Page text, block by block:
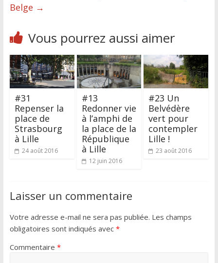
Belge →
Vous pourrez aussi aimer
#31
Repenser la
place de
Strasbourg
à Lille
24 août 2016
#13
Redonner vie
à l’amphi de
la place de la
République
à Lille
12 juin 2016
#23 Un
Belvédère
vert pour
contempler
Lille !
23 août 2016
Laisser un commentaire
Votre adresse e-mail ne sera pas publiée. Les champs
obligatoires sont indiqués avec *
Commentaire *